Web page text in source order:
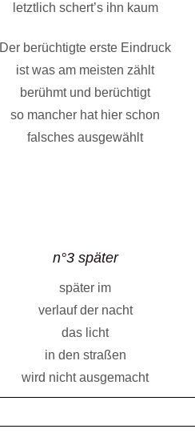
letztlich schert’s ihn kaum
Der berüchtigte erste Eindruck
ist was am meisten zählt
berühmt und berüchtigt
so mancher hat hier schon
falsches ausgewählt
n°3 später
später im
verlauf der nacht
das licht
in den straßen
wird nicht ausgemacht